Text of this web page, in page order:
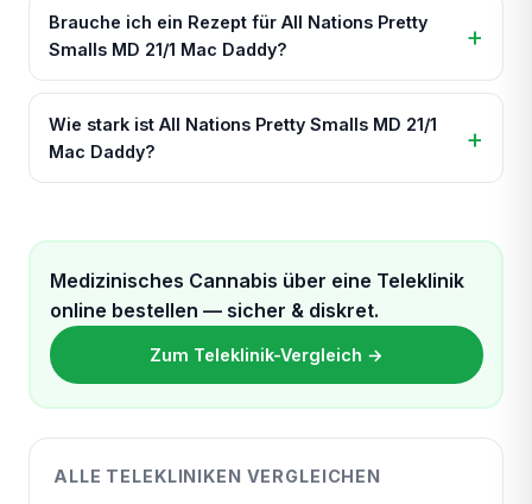
Brauche ich ein Rezept für All Nations Pretty
Smalls MD 21/1 Mac Daddy?
Wie stark ist All Nations Pretty Smalls MD 21/1
Mac Daddy?
Medizinisches Cannabis über eine Teleklinik
online bestellen — sicher & diskret.
Zum Teleklinik-Vergleich →
ALLE TELEKLINIKEN VERGLEICHEN